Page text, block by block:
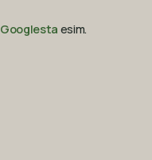
Googlesta esim.